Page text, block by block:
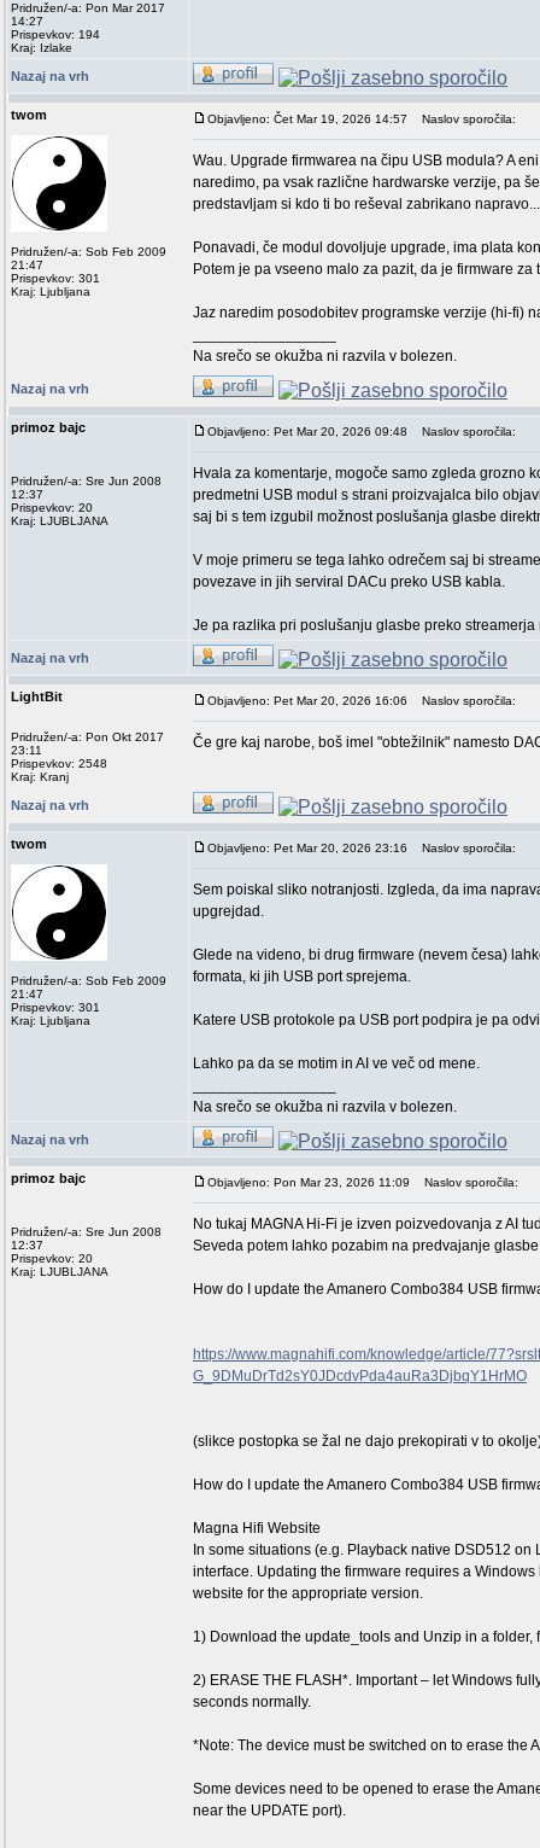
Pridružen/-a: Pon Mar 2017
14:27
Prispevkov: 194
Kraj: Izlake
Nazaj na vrh
twom
Pridružen/-a: Sob Feb 2009
21:47
Prispevkov: 301
Kraj: Ljubljana
Objavljeno: Čet Mar 19, 2026 14:57 Naslov sporočila:
Wau. Upgrade firmwarea na čipu USB modula? A
naredimo, pa vsak različne hardwarske verzije, pa
predstavljam si kdo ti bo reševal zabrikano napravo...
Ponavadi, če modul dovoljuje upgrade, ima plata
Potem je pa vseeno malo za pazit, da je firmware
Jaz naredim posodobitev programske verzije (hi-fi)
Na srečo se okužba ni razvila v bolezen.
Nazaj na vrh
primoz bajc
Pridružen/-a: Sre Jun 2008
12:37
Prispevkov: 20
Kraj: LJUBLJANA
Objavljeno: Pet Mar 20, 2026 09:48 Naslov sporočila:
Hvala za komentarje, mogoče samo zgleda grozno
predmetni USB modul s strani proizvajalca bilo
saj bi s tem izgubil možnost poslušanja glasbe
V moje primeru se tega lahko odrečem saj bi
povezave in jih serviral DACu preko USB kabla.
Je pa razlika pri poslušanju glasbe preko
Nazaj na vrh
LightBit
Pridružen/-a: Pon Okt 2017
23:11
Prispevkov: 2548
Kraj: Kranj
Objavljeno: Pet Mar 20, 2026 16:06 Naslov sporočila:
Če gre kaj narobe, boš imel "obtežilnik" namesto
Nazaj na vrh
twom
Pridružen/-a: Sob Feb 2009
21:47
Prispevkov: 301
Kraj: Ljubljana
Objavljeno: Pet Mar 20, 2026 23:16 Naslov sporočila:
Sem poiskal sliko notranjosti. Izgleda, da ima
upgrejdad.
Glede na videno, bi drug firmware (nevem česa)
formata, ki jih USB port sprejema.
Katere USB protokole pa USB port podpira je pa
Lahko pa da se motim in AI ve več od mene.
Na srečo se okužba ni razvila v bolezen.
Nazaj na vrh
primoz bajc
Pridružen/-a: Sre Jun 2008
12:37
Prispevkov: 20
Kraj: LJUBLJANA
Objavljeno: Pon Mar 23, 2026 11:09 Naslov sporočila:
No tukaj MAGNA Hi-Fi je izven poizvedovanja z AI
Seveda potem lahko pozabim na predvajanje
How do I update the Amanero Combo384 USB
https://www.magnahifi.com/knowledge/article/
G_9DMuDrTd2sY0JDcdvPda4auRa3DjbqY1HrMO
(slikce postopka se žal ne dajo prekopirati v to
How do I update the Amanero Combo384 USB
Magna Hifi Website
In some situations (e.g. Playback native DSD512
interface. Updating the firmware requires a
website for the appropriate version.
1) Download the update_tools and Unzip in a
2) ERASE THE FLASH*. Important – let Windows
seconds normally.
*Note: The device must be switched on to erase the
Some devices need to be opened to erase the
near the UPDATE port).